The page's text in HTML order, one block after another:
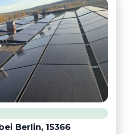
Berlin, 15366